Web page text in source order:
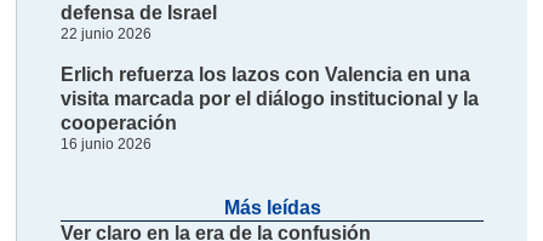
defensa de Israel
22 junio 2026
Erlich refuerza los lazos con Valencia en una
visita marcada por el diálogo institucional y la
cooperación
16 junio 2026
Más leídas
Ver claro en la era de la confusión